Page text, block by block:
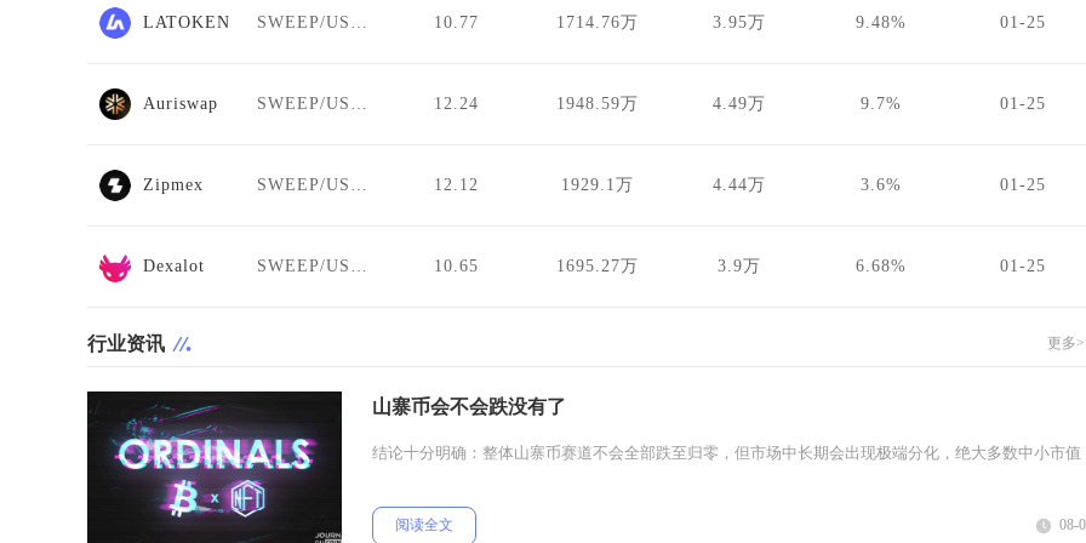
LATOKEN 10.77 1714.76万 3.95万 9.48% 01-25
Auriswap 12.24 1948.59万 4.49万 9.7% 01-25
Zipmex 12.12 1929.1万 4.44万 3.6% 01-25
Dexalot 10.65 1695.27万 3.9万 6.68% 01-25
行业资讯 更多
山寨币会不会跌没有了
结论十分明确：整体山寨币赛道不会全部跌至归零，但市场中长期会出现极端分化，绝大多数中小市值
阅读全文 08-